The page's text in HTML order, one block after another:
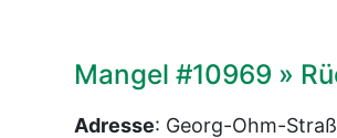
Mangel #10969 »
Adresse: Georg-Ohm-